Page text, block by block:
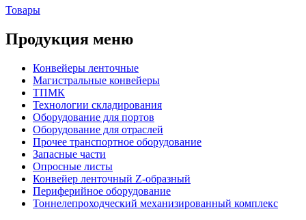
Товары
Продукция меню
Конвейеры ленточные
Магистральные конвейеры
ТПМК
Технологии складирования
Оборудование для портов
Оборудование для отраслей
Прочее транспортное оборудование
Запасные части
Опросные листы
Конвейер ленточный Z-образный
Периферийное оборудование
Тоннелепроходческий механизированный комплекс